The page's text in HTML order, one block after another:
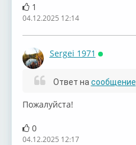
1
04.12.2025 12:14
Sergei 1971
Ответ на сообщение
Пожалуйста!
0
04.12.2025 12:17